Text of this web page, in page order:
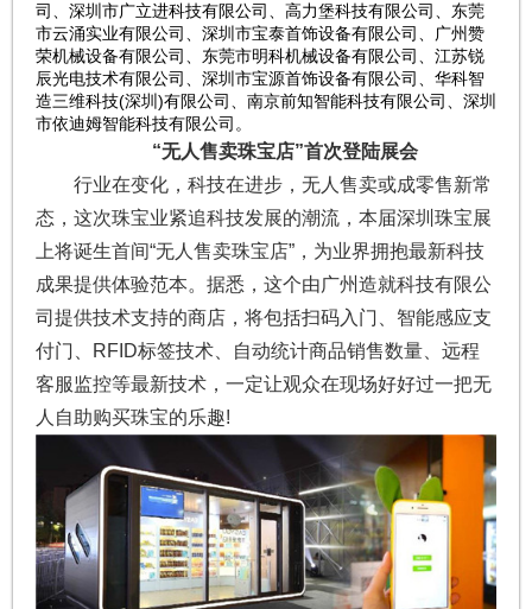
司、深圳市广立进科技有限公司、高力堡科技有限公司、东莞
市云涌实业有限公司、深圳市宝泰首饰设备有限公司、广州赞
荣机械设备有限公司、东莞市明科机械设备有限公司、江苏锐
辰光电技术有限公司、深圳市宝源首饰设备有限公司、华科智
造三维科技(深圳)有限公司、南京前知智能科技有限公司、深圳
市依迪姆智能科技有限公司。
“无人售卖珠宝店”首次登陆展会
行业在变化，科技在进步，无人售卖或成零售新常
态，这次珠宝业紧追科技发展的潮流，本届深圳珠宝展
上将诞生首间“无人售卖珠宝店”，为业界拥抱最新科技
成果提供体验范本。据悉，这个由广州造就科技有限公
司提供技术支持的商店，将包括扫码入门、智能感应支
付门、RFID标签技术、自动统计商品销售数量、远程
客服监控等最新技术，一定让观众在现场好好过一把无
人自助购买珠宝的乐趣!